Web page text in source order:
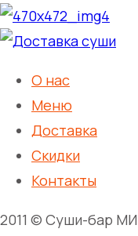
О нас
Меню
Доставка
Скидки
Контакты
2011 © Суши-бар